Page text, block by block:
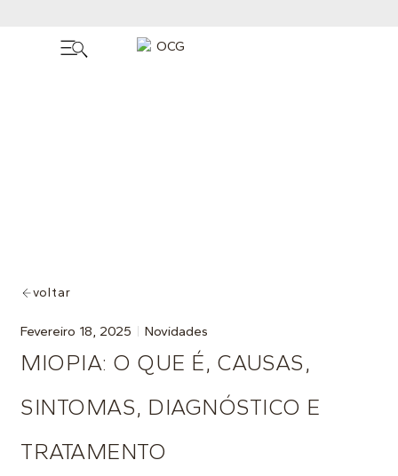
voltar
Fevereiro 18, 2025 Novidades
MIOPIA: O QUE É, CAUSAS,
SINTOMAS, DIAGNÓSTICO E
TRATAMENTO